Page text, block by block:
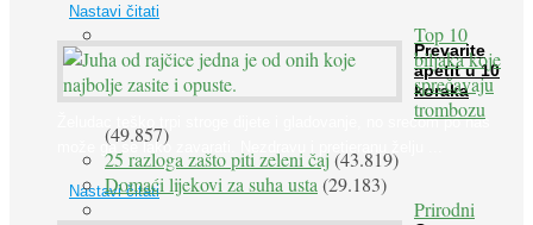
Nastavi čitati
Prevarite
apetit u 10
koraka
Želudac teško trpi stroge dijete i gladovanje, no srećom po nas
može ga se lako zavarati. Nezdravu i pretjeranu želju ...
Nastavi čitati
Top 10
biljaka koje
sprečavaju
trombozu
(49.857)
25 razloga zašto piti zeleni čaj(43.819)
Domaći lijekovi za suha usta(29.183)
Prirodni